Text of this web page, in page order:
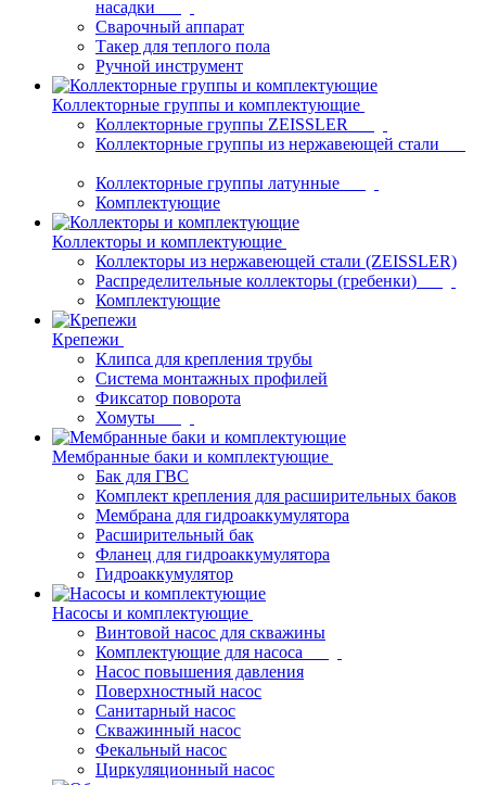
насадки
Сварочный аппарат
Такер для теплого пола
Ручной инструмент
Коллекторные группы и комплектующие
Коллекторные группы ZEISSLER
Коллекторные группы из нержавеющей стали
Коллекторные группы латунные
Комплектующие
Коллекторы и комплектующие
Коллекторы из нержавеющей стали (ZEISSLER)
Распределительные коллекторы (гребенки)
Комплектующие
Крепежи
Клипса для крепления трубы
Система монтажных профилей
Фиксатор поворота
Хомуты
Мембранные баки и комплектующие
Бак для ГВС
Комплект крепления для расширительных баков
Мембрана для гидроаккумулятора
Расширительный бак
Фланец для гидроаккумулятора
Гидроаккумулятор
Насосы и комплектующие
Винтовой насос для скважины
Комплектующие для насоса
Насос повышения давления
Поверхностный насос
Санитарный насос
Скважинный насос
Фекальный насос
Циркуляционный насос